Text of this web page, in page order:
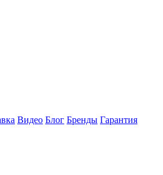
Видео Блог Бренды Гарантия